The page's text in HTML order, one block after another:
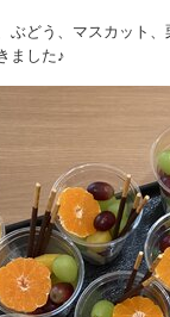
ぶどう、マスカット
ました♪